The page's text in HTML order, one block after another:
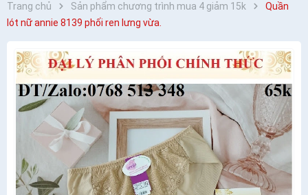
Trang chủ Sản phẩm chương trình mua 4 giảm 15k
Quần
lót nữ annie 8139 phối ren lưng vừa.